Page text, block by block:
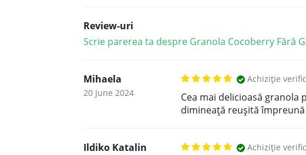
Review-uri
Scrie parerea ta despre Granola Cocoberry Fără
Mihaela
20 June 2024
Achiziție
Cea mai delicioasă
dimineață reușită
Ildiko Katalin Achiziție